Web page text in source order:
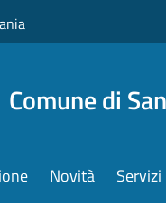
Comune di
Novità Servizi